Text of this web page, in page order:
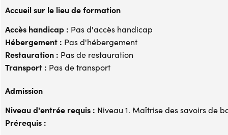
Accueil sur le lieu de formation
Accès handicap : Pas d'accès handicap
Hébergement : Pas d'hébergement
Restauration : Pas de restauration
Transport : Pas de transport
Admission
Niveau d'entrée requis : Niveau 1. Maîtrise des savoirs de
Prérequis :